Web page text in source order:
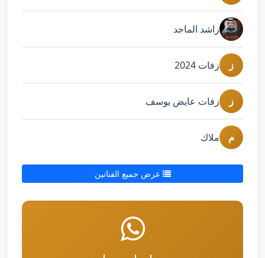
راشد الماجد
ز زفات 2024
ز زفات عايض يوسف
م ملاك
عرض جميع الفنانين